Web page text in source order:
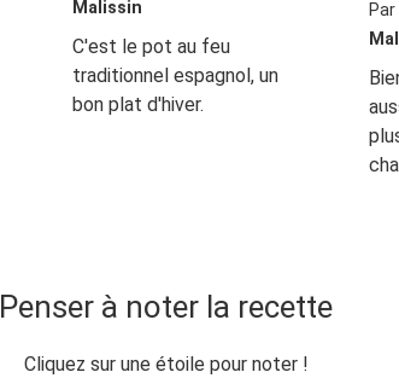
Malissin
C'est le pot au feu
traditionnel espagnol, un
bon plat d'hiver.
Par
Penser à noter la recette
Cliquez sur une étoile pour noter !